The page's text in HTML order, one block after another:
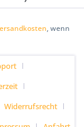
, wenn
Widerrufsrecht